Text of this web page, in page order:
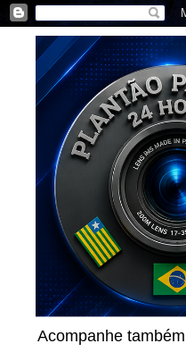
Acompanhe